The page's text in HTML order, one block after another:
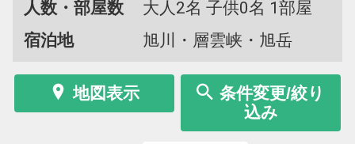
人数・部屋数
大人2名 子供0名 1部屋
宿泊地
旭川・層雲峡・旭岳
地図表示
条件変更/絞り
込み